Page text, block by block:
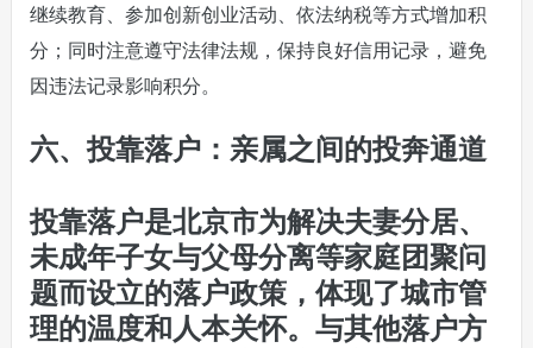
继续教育、参加创新创业活动、依法纳税等方式增加积
分；同时注意遵守法律法规，保持良好信用记录，避免
因违法记录影响积分。
六、投靠落户：亲属之间的投奔通道
投靠落户是北京市为解决夫妻分居、
未成年子女与父母分离等家庭团聚问
题而设立的落户政策，体现了城市管
理的温度和人本关怀。与其他落户方